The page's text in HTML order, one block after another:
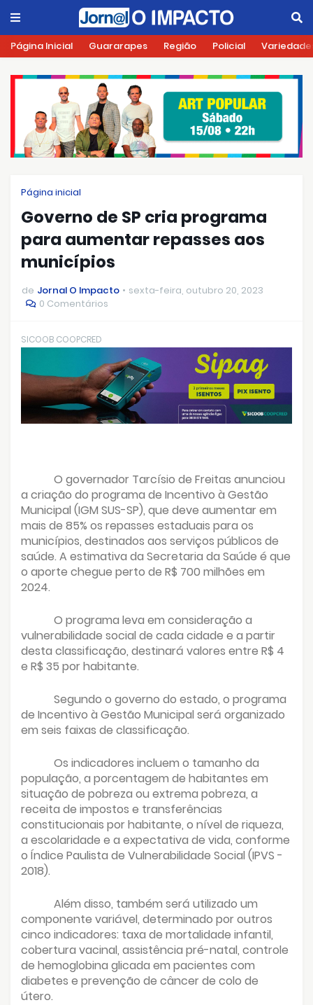
Página Inicial Guararapes Região Policial
Página inicial
Governo de SP cria programa
para aumentar repasses aos
municípios
de Jornal O Impacto
sexta-feira, outubro 20, 2023
0 Comentários
SICOOB COOPCRED
O governador Tarcísio de Freitas anunciou
a criação do programa de Incentivo à Gestão
Municipal (IGM SUS-SP), que deve aumentar em
mais de 85% os repasses estaduais para os
municípios, destinados aos serviços públicos de
saúde. A estimativa da Secretaria da Saúde é que
o aporte chegue perto de R$ 700 milhões em
2024.
O programa leva em consideração a
vulnerabilidade social de cada cidade e a partir
desta classificação, destinará valores entre R$ 4
e R$ 35 por habitante.
Segundo o governo do estado, o programa
de Incentivo à Gestão Municipal será organizado
em seis faixas de classificação.
Os indicadores incluem o tamanho da
população, a porcentagem de habitantes em
situação de pobreza ou extrema pobreza, a
receita de impostos e transferências
constitucionais por habitante, o nível de riqueza,
a escolaridade e a expectativa de vida, conforme
o Índice Paulista de Vulnerabilidade Social (IPVS -
2018).
Além disso, também será utilizado um
componente variável, determinado por outros
cinco indicadores: taxa de mortalidade infantil,
cobertura vacinal, assistência pré-natal, controle
de hemoglobina glicada em pacientes com
diabetes e prevenção de câncer de colo de
útero.